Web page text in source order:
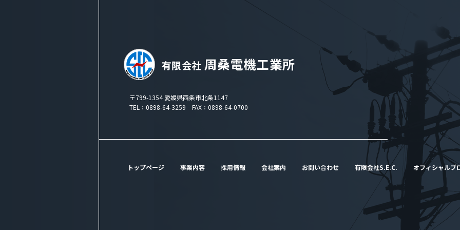
トップページ 事業内容 採用情報 会社案内 お問い合わせ 有限会社S.E.C. オフィシャルブ
〒799-1354 愛媛県西条市北条1147
TEL：0898-64-3259 FAX：0898-64-0700